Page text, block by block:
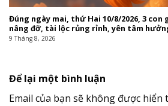
Đúng ngày mai, thứ Hai 10/8/2026, 3 con
nâng đỡ, tài lộc rủng rỉnh, yên tâm
9 Tháng 8, 2026
Để lại một bình luận
Email của bạn sẽ không được hiển